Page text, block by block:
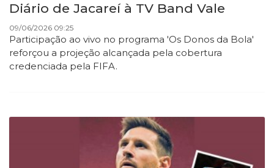
Diário de Jacareí à TV Band Vale
09/06/2026 09:25
Participação ao vivo no programa 'Os Donos da Bola'
reforçou a projeção alcançada pela cobertura
credenciada pela FIFA.